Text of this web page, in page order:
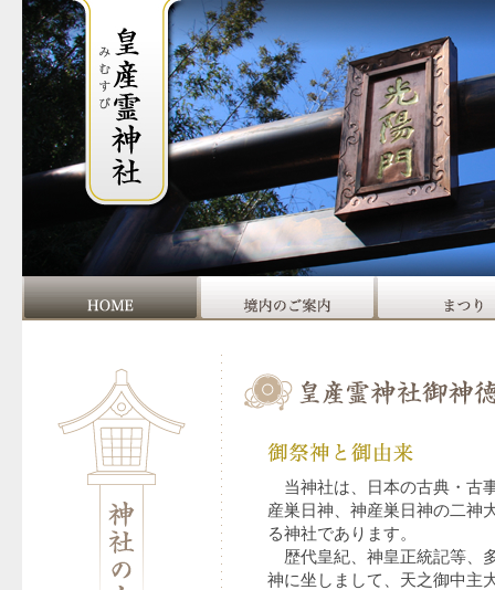
当神社は、日本の古典・古
産巣日神、神産巣日神の二神
る神社であります。
歴代皇紀、神皇正統記等、
神に坐しまして、天之御中主